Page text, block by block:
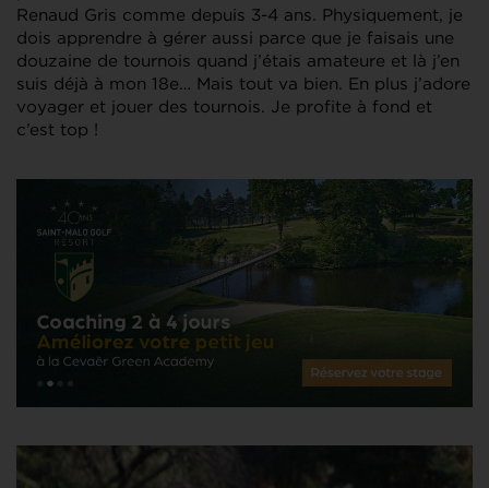
Renaud Gris comme depuis 3-4 ans. Physiquement, je
dois apprendre à gérer aussi parce que je faisais une
douzaine de tournois quand j’étais amateure et là j’en
suis déjà à mon 18e… Mais tout va bien. En plus j’adore
voyager et jouer des tournois. Je profite à fond et
c’est top !